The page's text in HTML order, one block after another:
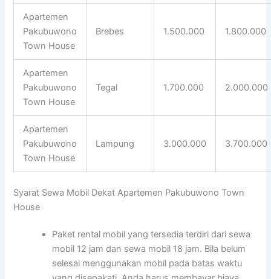
Apartemen
Pakubuwono
Town House
Brebes 1.500.000 1.800.000
Apartemen
Pakubuwono
Town House
Tegal 1.700.000 2.000.000
Apartemen
Pakubuwono
Town House
Lampung 3.000.000 3.700.000
Syarat Sewa Mobil Dekat Apartemen Pakubuwono Town
House
Paket rental mobil yang tersedia terdiri dari sewa
mobil 12 jam dan sewa mobil 18 jam. Bila belum
selesai menggunakan mobil pada batas waktu